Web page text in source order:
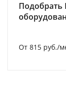
От 815 руб./